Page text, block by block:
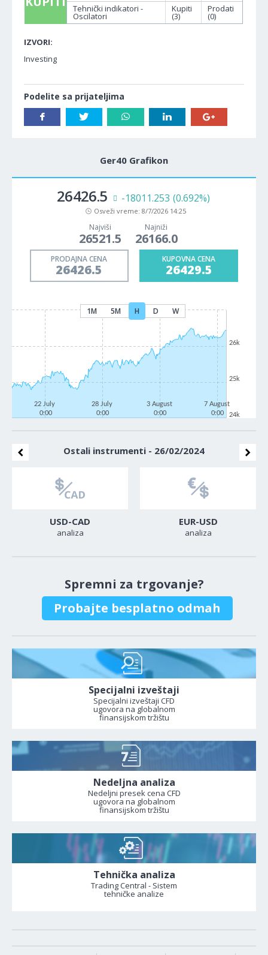
Tehnički indikatori -
Oscilatori
Kupiti
(3)
Prodati
(0)
IZVORI:
Investing
Podelite sa prijateljima
Ger40 Grafikon
26426.5 -18011.253 (0.692%)
Osveži vreme: 8/7/2026 14:25
Najviši
26521.5
Najniži
26166.0
PRODAJNA CENA
26426.5
KUPOVNA CENA
26429.5
1M 5M H D W
22 July
0:00
28 July
0:00
3 August
0:00
7 August
0:00
24k
25k
26k
Ostali instrumenti - 26/02/2024
USD-CAD
analiza
EUR-USD
analiza
Spremni za trgovanje?
Probajte besplatno odmah
Specijalni izveštaji
Specijalni izveštaji CFD
ugovora na globalnom
finansijskom tržištu
Nedeljna analiza
Nedeljni presek cena CFD
ugovora na globalnom
finansijskom tržištu
Tehnička analiza
Trading Central - Sistem
tehničke analize